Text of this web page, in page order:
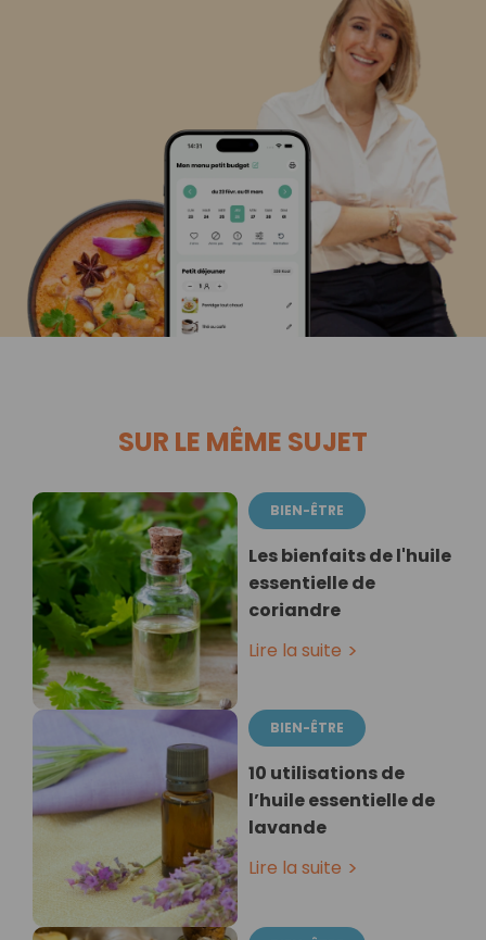
SUR LE MÊME SUJET
BIEN-ÊTRE
Les bienfaits de l'huile
essentielle de
coriandre
Lire la suite
BIEN-ÊTRE
10 utilisations de
l’huile essentielle de
lavande
Lire la suite